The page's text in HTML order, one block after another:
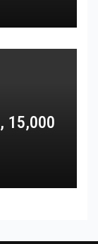
15,000